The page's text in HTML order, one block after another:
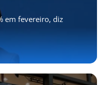
em fevereiro, diz